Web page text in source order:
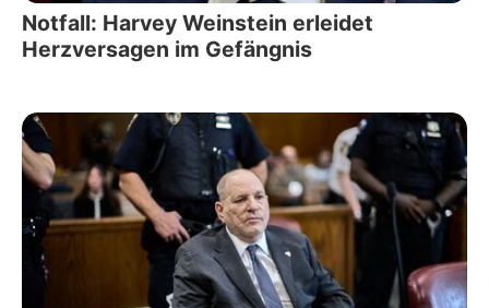
Notfall: Harvey Weinstein erleidet
Herzversagen im Gefängnis